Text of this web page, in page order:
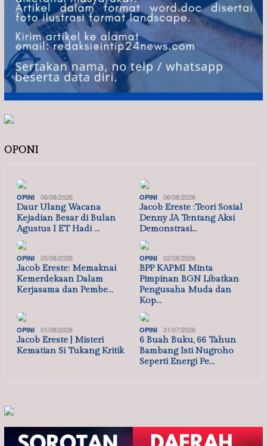
OPONI
OPINI 06/08/2026
Daur Ulang Wacana
Kejadian Besar di Bulan
Agustus I ET Hadi …
OPINI 06/08/2026
Jacob Ereste :Teori Sosial
Denny JA Tentang Aksi
Demonstrasi…
OPINI 05/08/2026
Jacob Ereste: Memaknai
Kemerdekaan Dalam
Kerjasama dan Pembe…
OPINI 02/08/2026
BPP KAPMI Minta
Pimpinan BGN Libatkan
Pengusaha Muda dan
Kop…
OPINI 01/08/2026
Jacob Ereste | Misteri
Kematian Si Tukang Kritik
OPINI 31/07/2026
6 Buah Buku, 66 Tahun
Bambang Isti Nugroho
Seperti Energi Pe…